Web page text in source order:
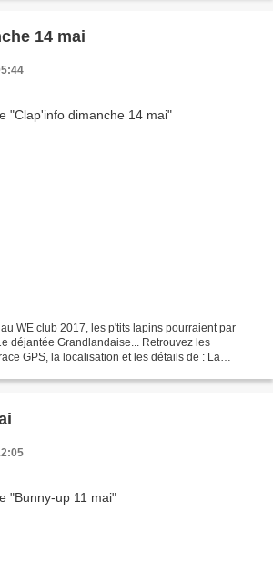
14 mai
WE club 2017, les p'tits lapins pourraient par
déjantée Grandlandaise... Retrouvez les
GPS, la localisation et les détails de : La